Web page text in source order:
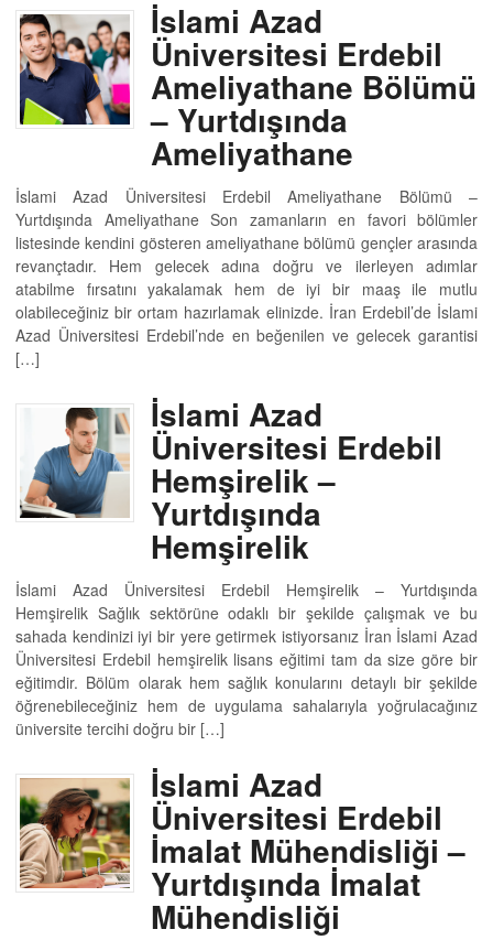
İslami Azad
Üniversitesi Erdebil
Ameliyathane Bölümü
– Yurtdışında
Ameliyathane
İslami Azad Üniversitesi Erdebil Ameliyathane Bölümü –
Yurtdışında Ameliyathane Son zamanların en favori bölümler
listesinde kendini gösteren ameliyathane bölümü gençler arasında
revançtadır. Hem gelecek adına doğru ve ilerleyen adımlar
atabilme fırsatını yakalamak hem de iyi bir maaş ile mutlu
olabileceğiniz bir ortam hazırlamak elinizde. İran Erdebil’de İslami
Azad Üniversitesi Erdebil’nde en beğenilen ve gelecek garantisi
[…]
İslami Azad
Üniversitesi Erdebil
Hemşirelik –
Yurtdışında
Hemşirelik
İslami Azad Üniversitesi Erdebil Hemşirelik – Yurtdışında
Hemşirelik Sağlık sektörüne odaklı bir şekilde çalışmak ve bu
sahada kendinizi iyi bir yere getirmek istiyorsanız İran İslami Azad
Üniversitesi Erdebil hemşirelik lisans eğitimi tam da size göre bir
eğitimdir. Bölüm olarak hem sağlık konularını detaylı bir şekilde
öğrenebileceğiniz hem de uygulama sahalarıyla yoğrulacağınız
üniversite tercihi doğru bir […]
İslami Azad
Üniversitesi Erdebil
İmalat Mühendisliği –
Yurtdışında İmalat
Mühendisliği